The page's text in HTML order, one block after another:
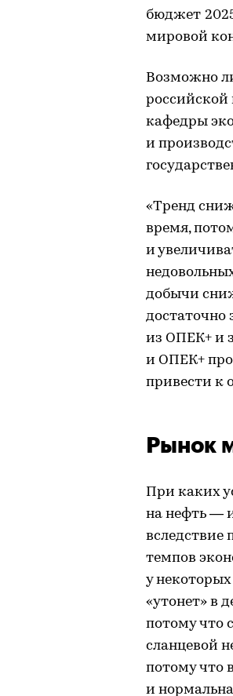
бюджет
мировой
Возможно
российской
кафедры
и
«Тренд
время,
и
добычи
достаточно
из ОПЕК+ и
и ОПЕК+
привести к
Рынок
При каких
на нефть —
темпов
у
«утонет» в
потому что
сланцевой
потому что
и